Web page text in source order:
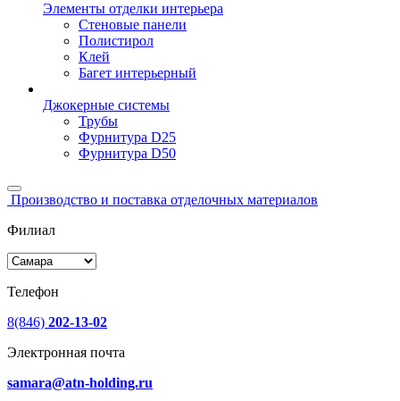
Элементы отделки интерьера
Стеновые панели
Полистирол
Клей
Багет интерьерный
Джокерные системы
Трубы
Фурнитура D25
Фурнитура D50
Производство и поставка отделочных материалов
Филиал
Телефон
8(846) 202-13-02
Электронная почта
samara@atn-holding.ru